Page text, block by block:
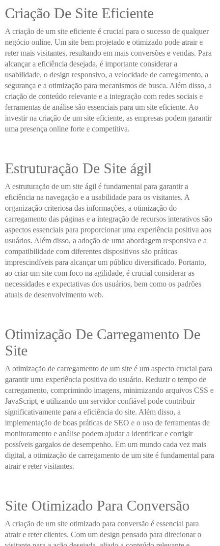
Criação De Site Eficiente
A criação de um site eficiente é crucial para o sucesso de qualquer
negócio online. Um site bem projetado e otimizado pode atrair e
reter mais visitantes, resultando em mais conversões e vendas. Para
alcançar a eficiência desejada, é importante considerar a
usabilidade, o design responsivo, a velocidade de carregamento, a
segurança e a otimização para mecanismos de busca. Além disso, a
criação de conteúdo relevante e a integração com redes sociais e
ferramentas de análise são essenciais para um site eficiente. Ao
investir na criação de um site eficiente, as empresas podem garantir
uma presença online forte e competitiva.
Estruturação De Site ágil
A estruturação de um site ágil é fundamental para garantir a
eficiência na navegação e a usabilidade para os visitantes. A
organização criteriosa das informações, a otimização do
carregamento das páginas e a integração de recursos interativos são
aspectos essenciais para proporcionar uma experiência positiva aos
usuários. Além disso, a adoção de uma abordagem responsiva e a
compatibilidade com diferentes dispositivos são práticas
imprescindíveis para alcançar um público diversificado. Portanto,
ao criar um site com foco na agilidade, é crucial considerar as
necessidades e expectativas dos usuários, bem como os padrões
atuais de desenvolvimento web.
Otimização De Carregamento De
Site
A otimização de carregamento de um site é um aspecto crucial para
garantir uma experiência positiva do usuário. Reduzir o tempo de
carregamento, comprimindo imagens, minimizando arquivos CSS e
JavaScript, e utilizando um servidor confiável pode contribuir
significativamente para a eficiência do site. Além disso, a
implementação de boas práticas de SEO e o uso de ferramentas de
monitoramento e análise podem ajudar a identificar e corrigir
possíveis gargalos de desempenho. Em um mundo cada vez mais
digital, a otimização de carregamento de um site é fundamental para
atrair e reter visitantes.
Site Otimizado Para Conversão
A criação de um site otimizado para conversão é essencial para
atrair e reter clientes. Com um design pensado para direcionar o